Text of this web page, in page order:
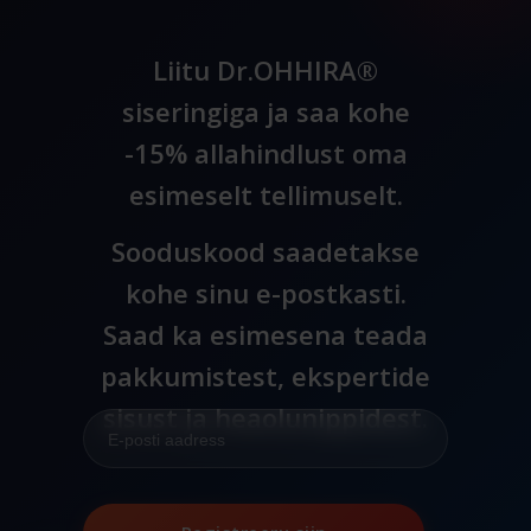
Liitu Dr.OHHIRA®
siseringiga ja saa kohe
-15% allahindlust oma
esimeselt tellimuselt.
Sooduskood saadetakse
kohe sinu e-postkasti.
Saad ka esimesena teada
pakkumistest, ekspertide
sisust ja heaolunippidest.